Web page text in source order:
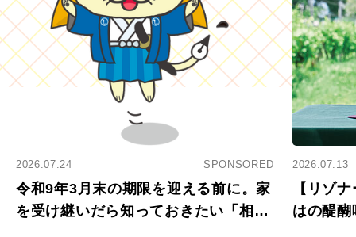
2026.07.24 SPONSORED
令和9年3月末の期限を迎える前に。家
を受け継いだら知っておきたい「相続
2026.07.13
【リゾ
はの醍